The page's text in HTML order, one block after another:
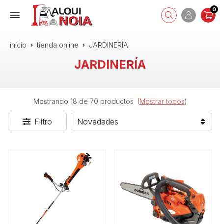
0
inicio tienda online JARDINERÍA
JARDINERÍA
Mostrando 18 de 70 productos (Mostrar todos)
Filtro